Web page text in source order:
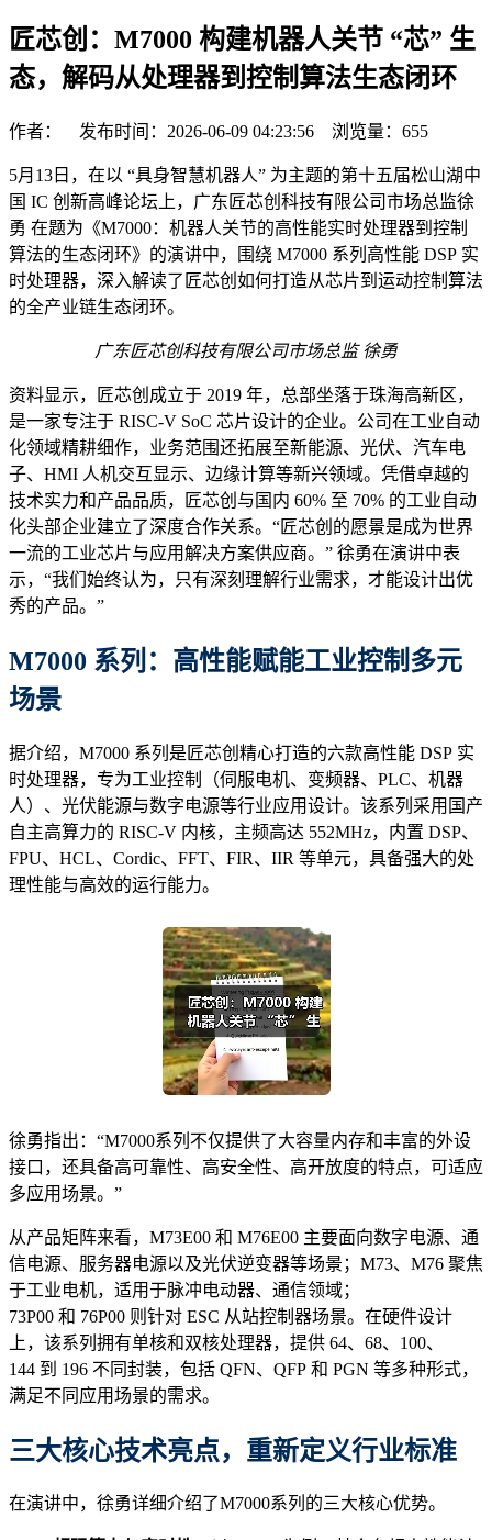
匠芯创：M7000 构建机器人关节 “芯” 生
态，解码从处理器到控制算法生态闭环
作者： 发布时间：2026-06-09 04:23:56 浏览量： 655
5月13日，在以 “具身智慧机器人” 为主题的第十五届松山湖中
国 IC 创新高峰论坛上，广东匠芯创科技有限公司市场总监徐
勇 在题为《M7000：机器人关节的高性能实时处理器到控制
算法的生态闭环》的演讲中，围绕 M7000 系列高性能 DSP 实
时处理器，深入解读了匠芯创如何打造从芯片到运动控制算法
的全产业链生态闭环。
广东匠芯创科技有限公司市场总监 徐勇
资料显示，匠芯创成立于 2019 年，总部坐落于珠海高新区，
是一家专注于 RISC-V SoC 芯片设计的企业。公司在工业自动
化领域精耕细作，业务范围还拓展至新能源、光伏、汽车电
子、HMI 人机交互显示、边缘计算等新兴领域。凭借卓越的
技术实力和产品品质，匠芯创与国内 60% 至 70% 的工业自动
化头部企业建立了深度合作关系。“匠芯创的愿景是成为世界
一流的工业芯片与应用解决方案供应商。” 徐勇在演讲中表
示，“我们始终认为，只有深刻理解行业需求，才能设计出优
秀的产品。”
M7000 系列：高性能赋能工业控制多元
场景
据介绍，M7000 系列是匠芯创精心打造的六款高性能 DSP 实
时处理器，专为工业控制（伺服电机、变频器、PLC、机器
人）、光伏能源与数字电源等行业应用设计。该系列采用国产
自主高算力的 RISC-V 内核，主频高达 552MHz，内置 DSP、
FPU、HCL、Cordic、FFT、FIR、IIR 等单元，具备强大的处
理性能与高效的运行能力。
徐勇指出：“M7000系列不仅提供了大容量内存和丰富的外设
接口，还具备高可靠性、高安全性、高开放度的特点，可适应
多应用场景。”
从产品矩阵来看，M73E00 和 M76E00 主要面向数字电源、通
信电源、服务器电源以及光伏逆变器等场景；M73、M76 聚焦
于工业电机，适用于脉冲电动器、通信领域；
73P00 和 76P00 则针对 ESC 从站控制器场景。在硬件设计
上，该系列拥有单核和双核处理器，提供 64、68、100、
144 到 196 不同封装，包括 QFN、QFP 和 PGN 等多种形式，
满足不同应用场景的需求。
三大核心技术亮点，重新定义行业标准
在演讲中，徐勇详细介绍了M7000系列的三大核心优势。